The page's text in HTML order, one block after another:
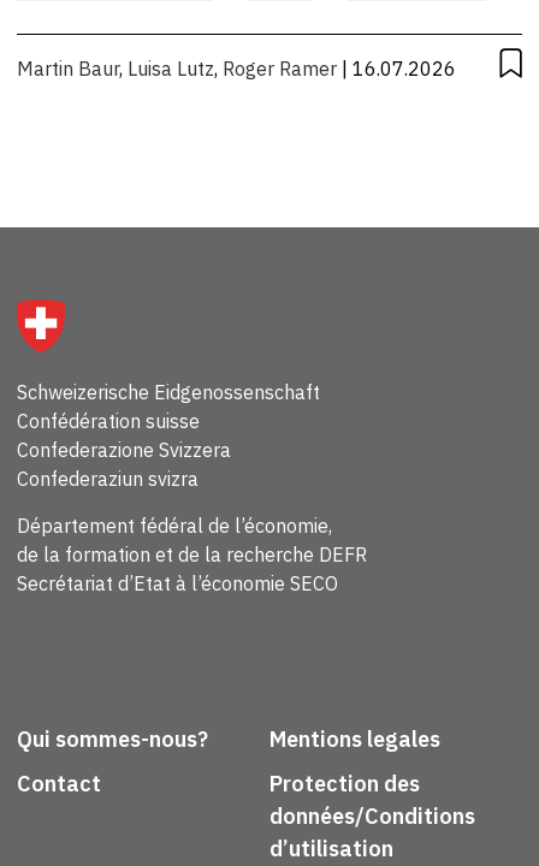
Martin Baur, Luisa Lutz, Roger Ramer | 16.07.2026
Schweizerische Eidgenossenschaft
Confédération suisse
Confederazione Svizzera
Confederaziun svizra
Département fédéral de l’économie,
de la formation et de la recherche DEFR
Secrétariat d’Etat à l’économie SECO
Qui sommes-nous?
Contact
Mentions legales
Protection des
données/Conditions
d’utilisation